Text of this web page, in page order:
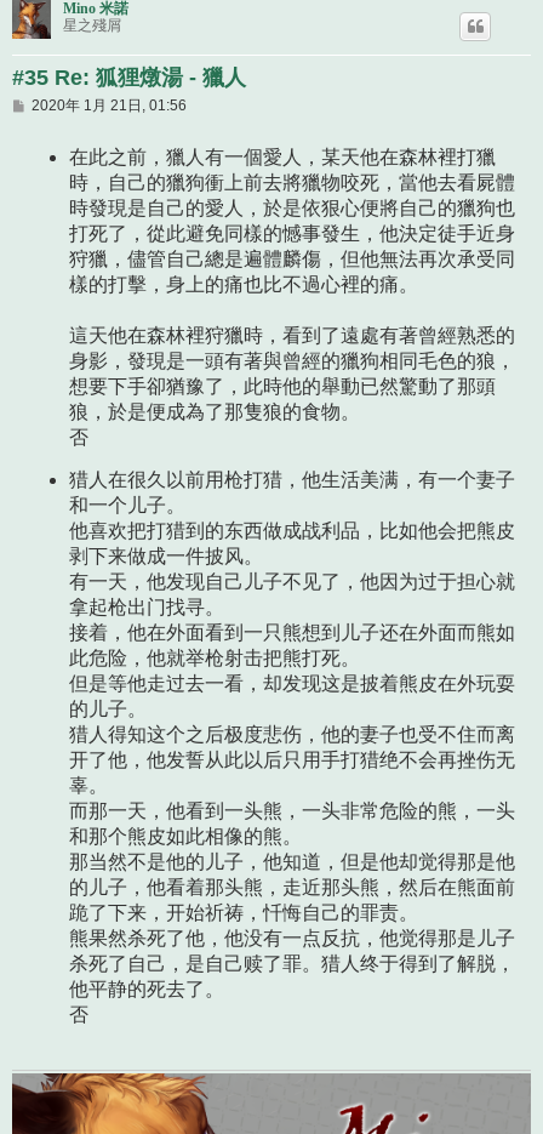
Mino 米諾
星之殘屑
#35 Re: 狐狸燉湯 - 獵人
文
2020年 1月 21日, 01:56
在此之前，獵人有一個愛人，某天他在森林裡打獵
時，自己的獵狗衝上前去將獵物咬死，當他去看屍體
時發現是自己的愛人，於是依狠心便將自己的獵狗也
打死了，從此避免同樣的憾事發生，他決定徒手近身
狩獵，儘管自己總是遍體麟傷，但他無法再次承受同
樣的打擊，身上的痛也比不過心裡的痛。
這天他在森林裡狩獵時，看到了遠處有著曾經熟悉的
身影，發現是一頭有著與曾經的獵狗相同毛色的狼，
想要下手卻猶豫了，此時他的舉動已然驚動了那頭
狼，於是便成為了那隻狼的食物。
否
猎人在很久以前用枪打猎，他生活美满，有一个妻子
和一个儿子。
他喜欢把打猎到的东西做成战利品，比如他会把熊皮
剥下来做成一件披风。
有一天，他发现自己儿子不见了，他因为过于担心就
拿起枪出门找寻。
接着，他在外面看到一只熊想到儿子还在外面而熊如
此危险，他就举枪射击把熊打死。
但是等他走过去一看，却发现这是披着熊皮在外玩耍
的儿子。
猎人得知这个之后极度悲伤，他的妻子也受不住而离
开了他，他发誓从此以后只用手打猎绝不会再挫伤无
辜。
而那一天，他看到一头熊，一头非常危险的熊，一头
和那个熊皮如此相像的熊。
那当然不是他的儿子，他知道，但是他却觉得那是他
的儿子，他看着那头熊，走近那头熊，然后在熊面前
跪了下来，开始祈祷，忏悔自己的罪责。
熊果然杀死了他，他没有一点反抗，他觉得那是儿子
杀死了自己，是自己赎了罪。猎人终于得到了解脱，
他平静的死去了。
否